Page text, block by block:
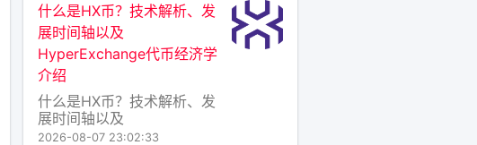
什么是HX币？技术解析、发
展时间轴以及
HyperExchange代币经济学
介绍
什么是HX币？技术解析、发
展时间轴以及
HyperExchange代币经济学
2026-08-07 23:02:33